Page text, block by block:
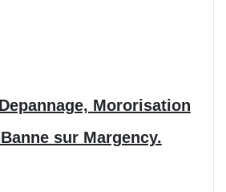
Mororisation
sur Margency.